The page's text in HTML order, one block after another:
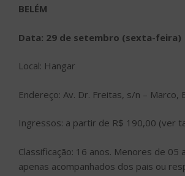
BELÉM
Data: 29 de setembro (sexta-feira)
Local: Hangar
Endereço: Av. Dr. Freitas, s/n – Marco,
Ingressos: a partir de R$ 190,00 (ver
Classificação: 16 anos. Menores de 05
apenas acompanhados dos pais ou